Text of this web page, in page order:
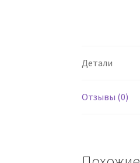
Детали
Отзывы (0)